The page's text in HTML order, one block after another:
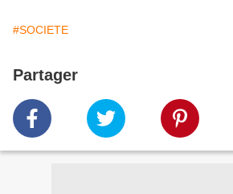
#SOCIETE
Partager